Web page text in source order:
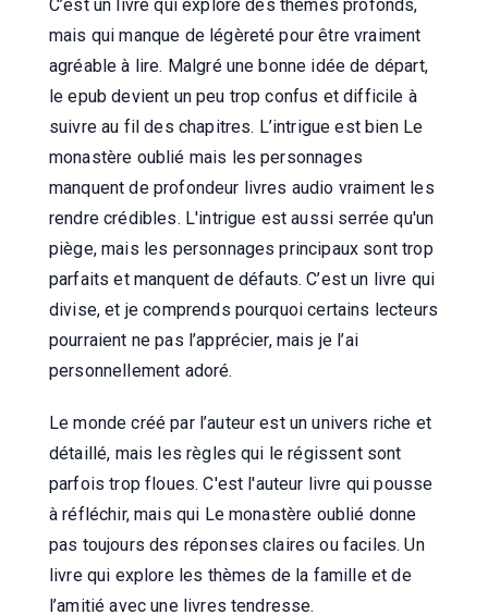
C’est un livre qui explore des thèmes profonds,
mais qui manque de légèreté pour être vraiment
agréable à lire. Malgré une bonne idée de départ,
le epub devient un peu trop confus et difficile à
suivre au fil des chapitres. L’intrigue est bien Le
monastère oublié mais les personnages
manquent de profondeur livres audio vraiment les
rendre crédibles. L'intrigue est aussi serrée qu'un
piège, mais les personnages principaux sont trop
parfaits et manquent de défauts. C’est un livre qui
divise, et je comprends pourquoi certains lecteurs
pourraient ne pas l’apprécier, mais je l’ai
personnellement adoré.
Le monde créé par l’auteur est un univers riche et
détaillé, mais les règles qui le régissent sont
parfois trop floues. C'est l'auteur livre qui pousse
à réfléchir, mais qui Le monastère oublié donne
pas toujours des réponses claires ou faciles. Un
livre qui explore les thèmes de la famille et de
l’amitié avec une livres tendresse.